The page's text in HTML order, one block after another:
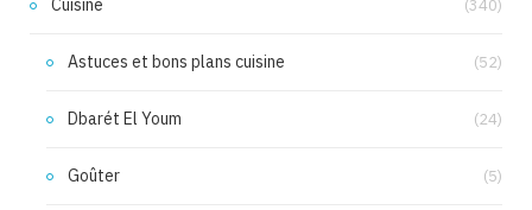
Cuisine (340)
Astuces et bons plans cuisine (52)
Dbarét El Youm (24)
Goûter (5)